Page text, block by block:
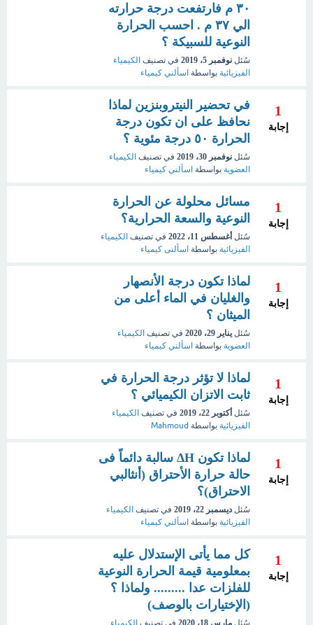
٣٠ م فارتفعت درجة حرارته
الي ٣٧ م . احسب الحرارة
النوعية للسبيكة ؟
سُئل نوفمبر 5، 2019 في تصنيف الكيمياء
الفيزيائية بواسطة اسألني كيمياء
1
إجابة
في تحضير النيتروبنزين لماذا
نحافظ على ان تكون درجة
الحرارة ٥٠ درجة مئوية ؟
سُئل نوفمبر 30، 2019 في تصنيف الكيمياء
العضوية بواسطة اسألني كيمياء
1
إجابة
مسائل محلولة عن الحرارة
النوعية والسعة الحرارية؟
سُئل أغسطس 11، 2022 في تصنيف الكيمياء
الفيزيائية بواسطة اسألنى كيمياء
1
إجابة
لماذا تكون درجة الأنصهار
والغليان في الماء أعلى من
الميثان ؟
سُئل يناير 29، 2020 في تصنيف الكيمياء
العضوية بواسطة اسألني كيمياء
1
إجابة
لماذا لا تؤثر درجة الحرارة في
ثابت الاتزان الكيميائي ؟
سُئل أكتوبر 22، 2019 في تصنيف الكيمياء
الفيزيائية بواسطة Mahmoud
1
إجابة
لماذا تكون ΔH سالبة دائماً فى
حالة حرارة الأحتراق (أنثالبي
الاحتراق)؟
سُئل ديسمبر 22، 2019 في تصنيف الكيمياء
الفيزيائية بواسطة اسألني كيمياء
1
إجابة
كل مما يأتى الإستدلال عليه
بمعلومية قيمة الحرارة النوعية
للفلزات عدا ......... ولماذا ؟
(الإختيارات بالوصف)
سُئل مارس 18، 2020 في تصنيف الكيمياء